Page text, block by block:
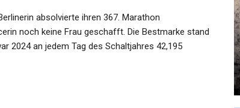
absolvierte ihren 367. Marathon
noch keine Frau geschafft. Die Bestmarke stand
2024 an jedem Tag des Schaltjahres 42,195
Indigene Bestsellerautorin
Angeline Boulley : Bücher
Können…